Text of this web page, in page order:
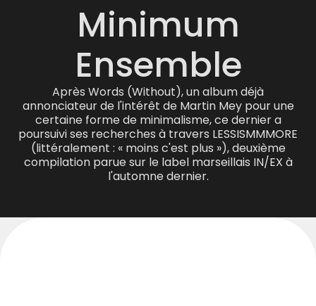
Minimum
Ensemble
Après Words (Without), un album déjà
annonciateur de l'intérêt de Martin Mey pour une
certaine forme de minimalisme, ce dernier a
poursuivi ses recherches à travers LESSISMMMORE
(littéralement : « moins c'est plus »), deuxième
compilation parue sur le label marseillais IN/EX à
l'automne dernier.